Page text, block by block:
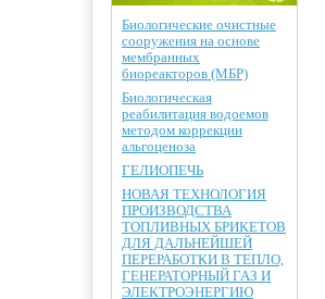
Биологические очистные
сооружения на основе
мембранных
биореакторов (МБР)
Биологическая
реабилитация водоемов
методом коррекции
альгоценоза
ГЕЛИОПЕЧЬ
НОВАЯ ТЕХНОЛОГИЯ
ПРОИЗВОДСТВА
ТОПЛИВНЫХ БРИКЕТОВ
ДЛЯ ДАЛЬНЕЙШЕЙ
ПЕРЕРАБОТКИ В ТЕПЛО,
ГЕНЕРАТОРНЫЙ ГАЗ И
ЭЛЕКТРОЭНЕРГИЮ